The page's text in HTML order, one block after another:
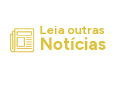
Leia outras
Notícias